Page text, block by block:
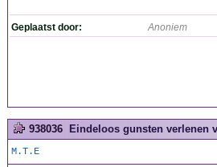
Geplaatst door: Anoniem
938036 Eindeloos gunsten verlenen
M.T.E